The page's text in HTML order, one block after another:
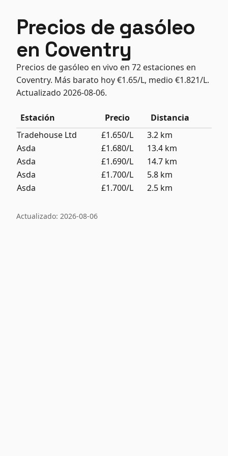
Precios de gasóleo
en Coventry
Precios de gasóleo en vivo en 72 estaciones en
Coventry. Más barato hoy €1.65/L, medio €1.821/L.
Actualizado 2026-08-06.
Estación Precio
Distancia
Tradehouse Ltd
£1.650/L
3.2 km
Asda
£1.680/L
13.4 km
Asda
£1.690/L
14.7 km
Asda
£1.700/L
5.8 km
Asda
£1.700/L 2.5 km
Actualizado: 2026-08-06